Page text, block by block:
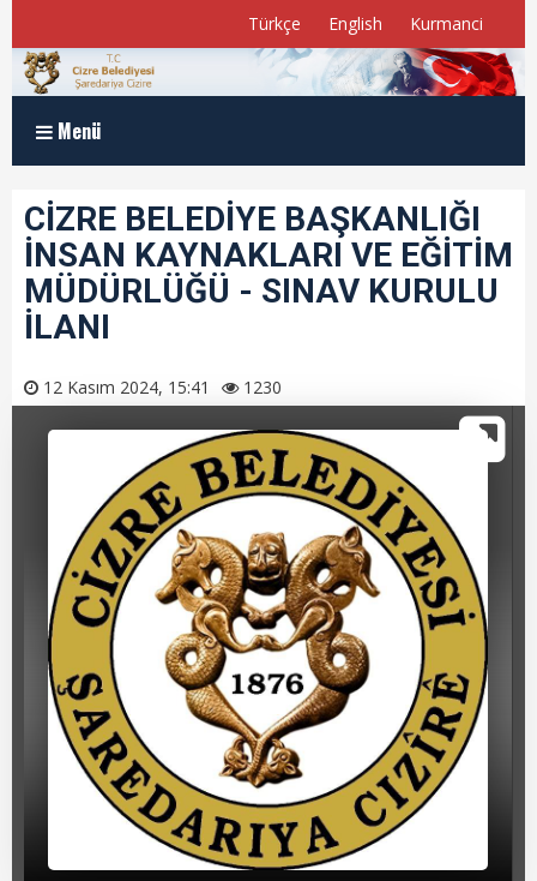
Türkçe English Kurmanci
Menü
Kurumsal
Müdürlükler
Meclis Üyelerimiz
E-Belediye
Beyan Bilgileri
Borç Bilgileri
Tahakkuk Bilgileri
Tahsilat Bilgileri
Online Ödeme
Sicil Kodu ile Tahsilat
CİZRE BELEDİYE BAŞKANLIĞI
İNSAN KAYNAKLARI VE EĞİTİM
MÜDÜRLÜĞÜ - SINAV KURULU
İLANI
12 Kasım 2024, 15:41 1230